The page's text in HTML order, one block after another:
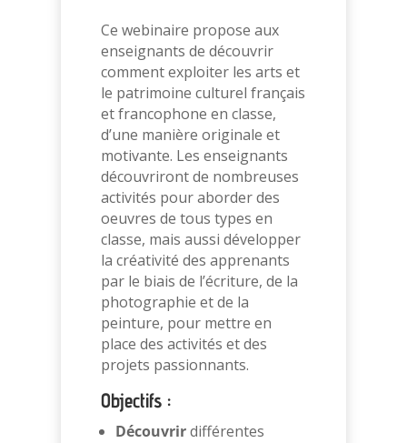
Ce webinaire propose aux
enseignants de découvrir
comment exploiter les arts et
le patrimoine culturel français
et francophone en classe,
d’une manière originale et
motivante. Les enseignants
découvriront de nombreuses
activités pour aborder des
oeuvres de tous types en
classe, mais aussi développer
la créativité des apprenants
par le biais de l’écriture, de la
photographie et de la
peinture, pour mettre en
place des activités et des
projets passionnants.
Objectifs :
Découvrirdifférentes